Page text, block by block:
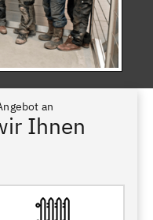
an
Ihnen